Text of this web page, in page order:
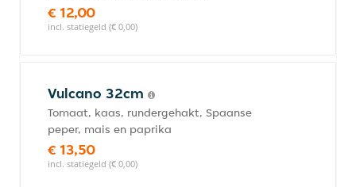
€ 12,00
incl. statiegeld (€ 0,00)
Vulcano 32cm
Tomaat, kaas, rundergehakt, Spaanse
peper, mais en paprika
€ 13,50
incl. statiegeld (€ 0,00)